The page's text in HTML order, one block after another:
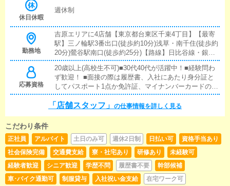
方もいるかと思いますが、タイピングがゆっくりでも
ため、難しい操作などはございませんのでご安心くだ
さい。■備品の補充重たい荷物を運んだりすることをイ
メージされがちですが、容器に移し替えたり、包装し
てあったものを剥がすなど、軽作業ばかりです。その
他にも清掃業務などもございますが、一般家庭で行う
ような清掃と変わりはなく、特別なスキルは必要ござ
いませんのでご安心ください。先輩スタッフの指導の
下、1つ1つ順を追って覚えて頂きますので、一度にす
べて覚えるといったことはございません。お仕事に慣
れるまでは、しっかりとサポートする教育体制が整っ
休日休暇
週休制
勤務地
吉原エリアに4店舗【東京都台東区千束4丁目】【最寄
駅】三ノ輪駅3番出口(徒歩約10分)浅草・南千住(徒歩約
20分)鶯谷駅南口(徒歩約25分)【路線】日比谷線・銀座
線・常磐線・山手線・京浜東北線【駐車場】自転車・
バイク通勤の方駐車場無料※遠方の方はワンルームマ
ンション寮も無料でご用意あります。
応募資格
20歳以上(高校生不可)■30代40代が活躍中！■経験問わ
ず歓迎！ ■面接の際は履歴書、入社にあたり身分証と
してパスポート1点か免許証、マイナンバーカードのい
ずれか＋住民票本籍地記載2点のどちらかが必要になり
ます。 ■面接の際はスーツをお持ちの方は着用でお越
「店舗スタッフ」 の仕事情報を詳しく見る
こだわり条件
正社員 アルバイト 土日のみ可 週休2日制 日払い可
資格手当あり
社会保険完備
交通費支給 寮・社宅あり 研修あり
未経験可
経験者歓迎
シニア歓迎 学歴不問 履歴書不要
幹部候補
車･バイク通勤可
制服貸与 入社祝い金支給 在宅ワーク可